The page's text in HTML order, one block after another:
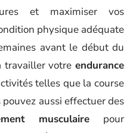
et maximiser vos
physique adéquate
avant le début du
travailler votre endurance
telles que la course
aussi effectuer des
musculaire pour